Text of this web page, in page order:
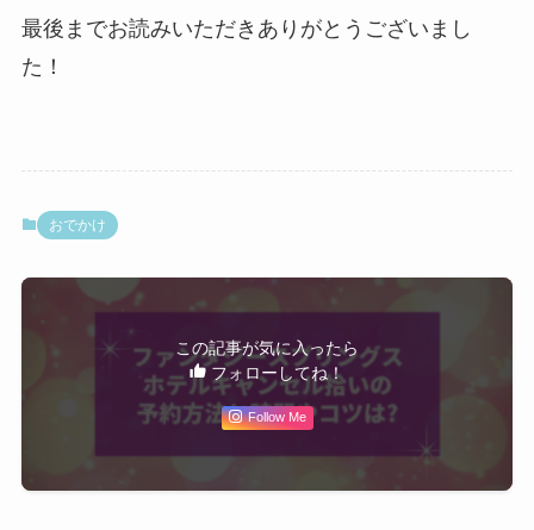
最後までお読みいただきありがとうございまし
た！
おでかけ
この記事が気に入ったら
フォローしてね！
Follow Me